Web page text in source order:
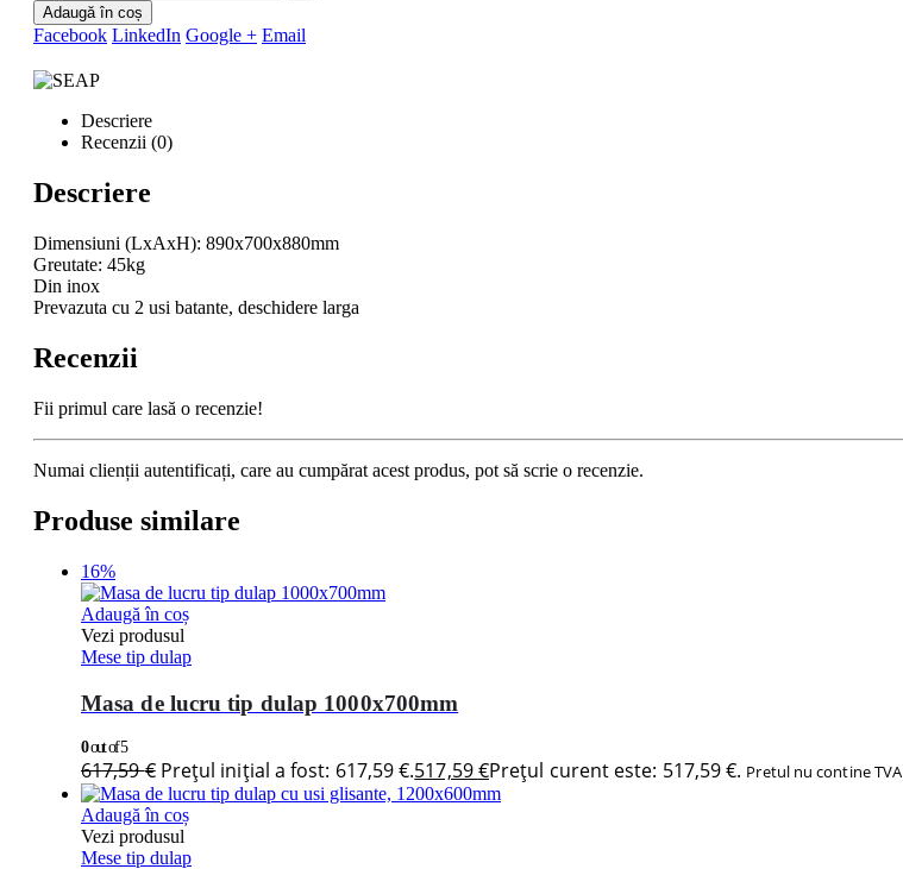
Adaugă în coș
Facebook LinkedIn Google + Email
Descriere
Recenzii (0)
Descriere
Dimensiuni (LxAxH): 890x700x880mm
Greutate: 45kg
Din inox
Prevazuta cu 2 usi batante, deschidere larga
Recenzii
Fii primul care lasă o recenzie!
Numai clienții autentificați, care au cumpărat acest produs, pot să scrie o recenzie.
Produse similare
16%
Adaugă în coș
Vezi produsul
Mese tip dulap
Masa de lucru tip dulap 1000x700mm
0out of 5
617,59€ Prețul inițial a fost: 617,59 €.517,59€Prețul curent este: 517,59 €. Pretul nu contine TVA
Adaugă în coș
Vezi produsul
Mese tip dulap